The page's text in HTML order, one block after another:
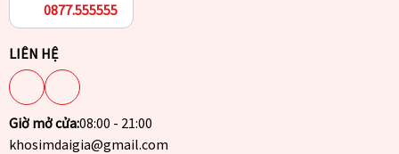
0877.555555
LIÊN HỆ
Giờ mở cửa:08:00 - 21:00
khosimdaigia@gmail.com